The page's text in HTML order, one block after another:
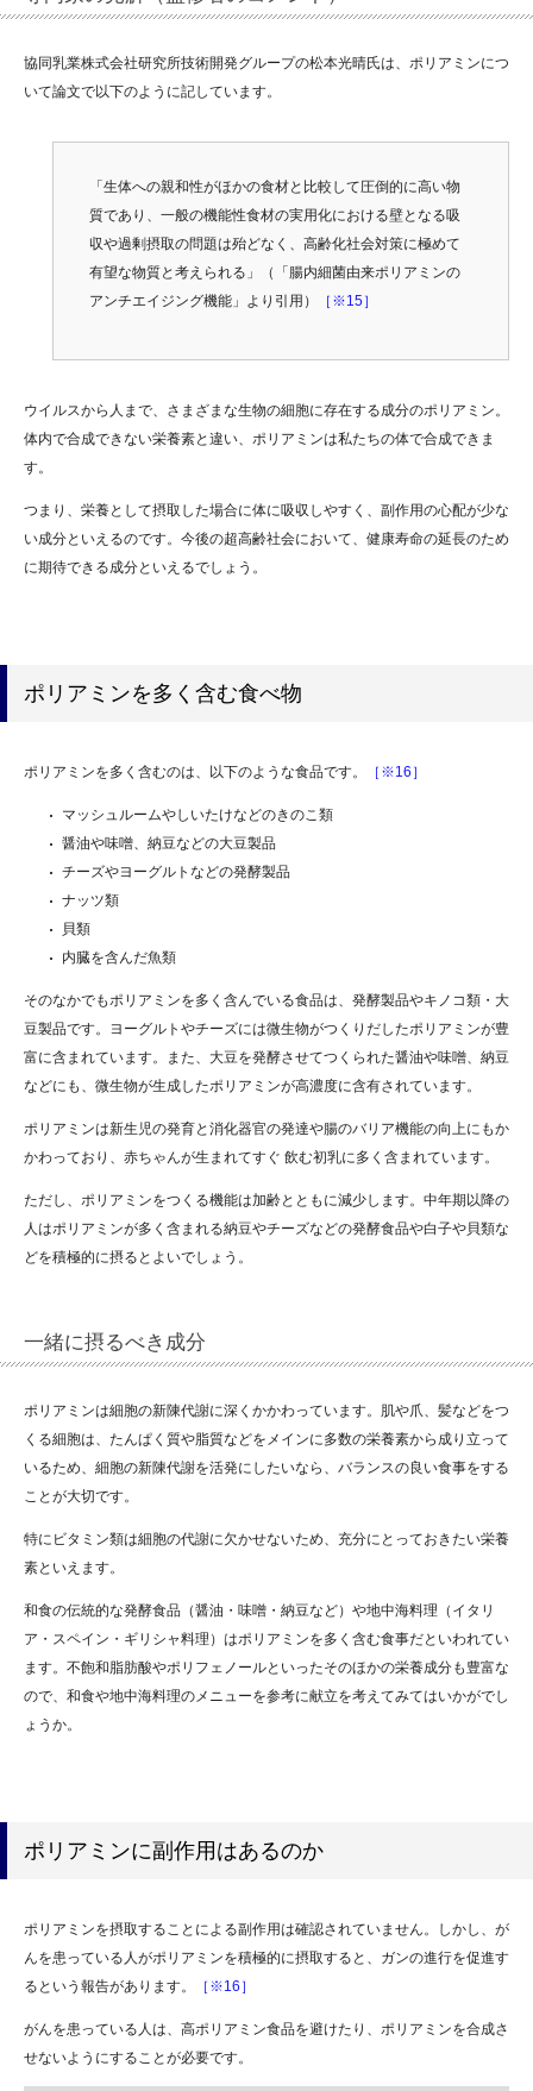
協同乳業株式会社研究所技術開発グループの松本光晴氏は、ポリアミンにつ
いて論文で以下のように記しています。
「生体への親和性がほかの食材と比較して圧倒的に高い物
質であり、一般の機能性食材の実用化における壁となる吸
収や過剰摂取の問題は殆どなく、高齢化社会対策に極めて
有望な物質と考えられる」（「腸内細菌由来ポリアミンの
アンチエイジング機能」より引用）
［※15］
ウイルスから人まで、さまざまな生物の細胞に存在する成分のポリアミン。
体内で合成できない栄養素と違い、ポリアミンは私たちの体で合成できま
す。
つまり、栄養として摂取した場合に体に吸収しやすく、副作用の心配が少な
い成分といえるのです。今後の超高齢社会において、健康寿命の延長のため
に期待できる成分といえるでしょう。
ポリアミンを多く含む食べ物
ポリアミンを多く含むのは、以下のような食品です。 ［※16］
マッシュルームやしいたけなどのきのこ類
醤油や味噌、納豆などの大豆製品
チーズやヨーグルトなどの発酵製品
ナッツ類
貝類
内臓を含んだ魚類
そのなかでもポリアミンを多く含んでいる食品は、発酵製品やキノコ類・大
豆製品です。ヨーグルトやチーズには微生物がつくりだしたポリアミンが豊
富に含まれています。また、大豆を発酵させてつくられた醤油や味噌、納豆
などにも、微生物が生成したポリアミンが高濃度に含有されています。
ポリアミンは新生児の発育と消化器官の発達や腸のバリア機能の向上にもか
かわっており、赤ちゃんが生まれてすぐ 飲む初乳に多く含まれています。
ただし、ポリアミンをつくる機能は加齢とともに減少します。中年期以降の
人はポリアミンが多く含まれる納豆やチーズなどの発酵食品や白子や貝類な
どを積極的に摂るとよいでしょう。
一緒に摂るべき成分
ポリアミンは細胞の新陳代謝に深くかかわっています。肌や爪、髪などをつ
くる細胞は、たんぱく質や脂質などをメインに多数の栄養素から成り立って
いるため、細胞の新陳代謝を活発にしたいなら、バランスの良い食事をする
ことが大切です。
特にビタミン類は細胞の代謝に欠かせないため、充分にとっておきたい栄養
素といえます。
和食の伝統的な発酵食品（醤油・味噌・納豆など）や地中海料理（イタリ
ア・スペイン・ギリシャ料理）はポリアミンを多く含む食事だといわれてい
ます。不飽和脂肪酸やポリフェノールといったそのほかの栄養成分も豊富な
ので、和食や地中海料理のメニューを参考に献立を考えてみてはいかがでし
ょうか。
ポリアミンに副作用はあるのか
ポリアミンを摂取することによる副作用は確認されていません。しかし、が
んを患っている人がポリアミンを積極的に摂取すると、ガンの進行を促進す
るという報告があります。
［※16］
がんを患っている人は、高ポリアミン食品を避けたり、ポリアミンを合成さ
せないようにすることが必要です。